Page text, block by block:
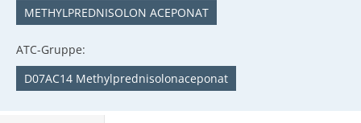
METHYLPREDNISOLON ACEPONAT
ATC-Gruppe:
D07AC14 Methylprednisolonaceponat